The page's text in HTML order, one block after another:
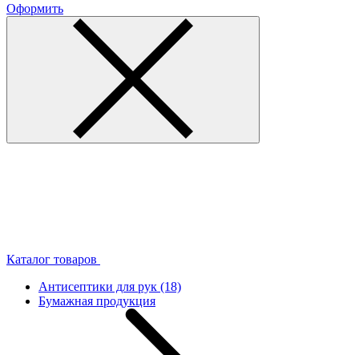
Оформить
Каталог товаров
Антисептики для рук (18)
Бумажная продукция